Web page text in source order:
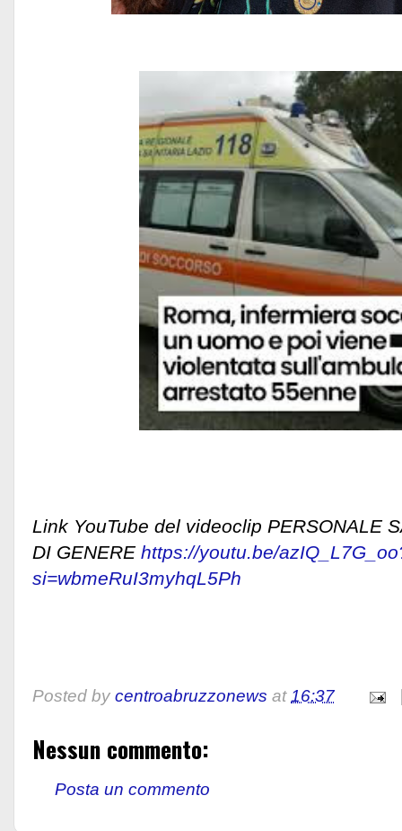
Link YouTube del videoclip PERSONALE
DI GENERE https://youtu.be/
si=wbmeRuI3myhqL5Ph
Posted by centroabruzzonews at16:37
Nessun commento:
Posta un commento